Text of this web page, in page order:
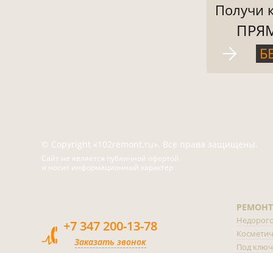
Получи
© Copyright «102remont.ru». Все права защищены.
Сайт не является публичной офертой
и носит информационный характер
+7 347 200-13-78
Заказать звонок
Под ключ